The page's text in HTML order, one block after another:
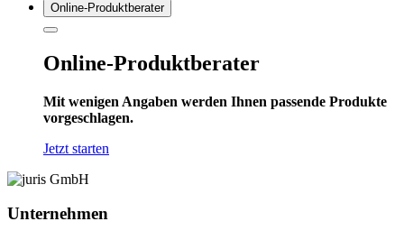
Online-Produkt­berater
Online-Produktberater
Mit wenigen Angaben werden Ihnen passende Produkte
vorgeschlagen.
Jetzt starten
Unternehmen